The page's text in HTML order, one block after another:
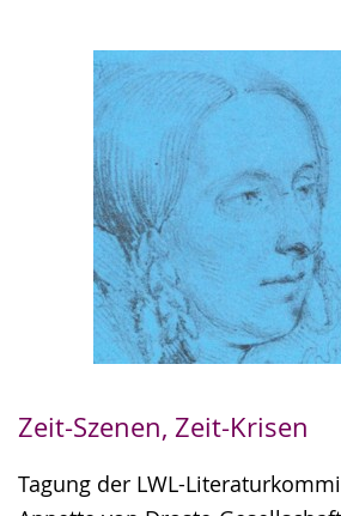
Zeit-Szenen, Zeit-Krisen
Tagung der LWL-